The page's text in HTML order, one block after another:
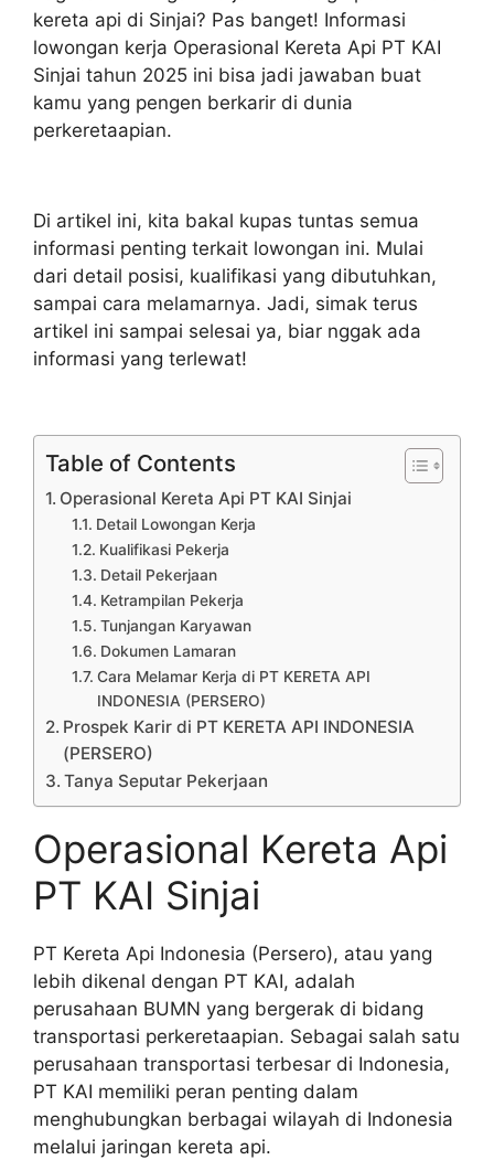
kereta api di Sinjai? Pas banget! Informasi
lowongan kerja Operasional Kereta Api PT KAI
Sinjai tahun 2025 ini bisa jadi jawaban buat
kamu yang pengen berkarir di dunia
perkeretaapian.
Di artikel ini, kita bakal kupas tuntas semua
informasi penting terkait lowongan ini. Mulai
dari detail posisi, kualifikasi yang dibutuhkan,
sampai cara melamarnya. Jadi, simak terus
artikel ini sampai selesai ya, biar nggak ada
informasi yang terlewat!
Table of Contents
Operasional Kereta Api PT KAI Sinjai
Detail Lowongan Kerja
Kualifikasi Pekerja
Detail Pekerjaan
Ketrampilan Pekerja
Tunjangan Karyawan
Dokumen Lamaran
Cara Melamar Kerja di PT KERETA API
INDONESIA (PERSERO)
Prospek Karir di PT KERETA API INDONESIA
(PERSERO)
Tanya Seputar Pekerjaan
Operasional Kereta Api
PT KAI Sinjai
PT Kereta Api Indonesia (Persero), atau yang
lebih dikenal dengan PT KAI, adalah
perusahaan BUMN yang bergerak di bidang
transportasi perkeretaapian. Sebagai salah satu
perusahaan transportasi terbesar di Indonesia,
PT KAI memiliki peran penting dalam
menghubungkan berbagai wilayah di Indonesia
melalui jaringan kereta api.